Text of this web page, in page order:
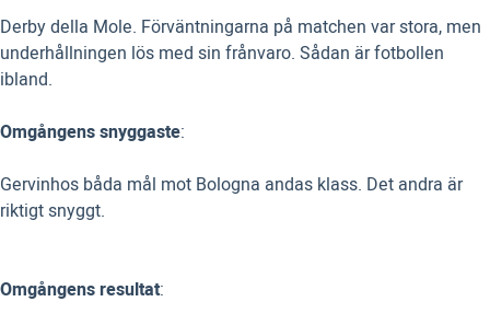
Derby della Mole. Förväntningarna på matchen var stora, men
underhållningen lös med sin frånvaro. Sådan är fotbollen
ibland.
Omgångens snyggaste:
Gervinhos båda mål mot Bologna andas klass. Det andra är
riktigt snyggt.
Omgångens resultat: